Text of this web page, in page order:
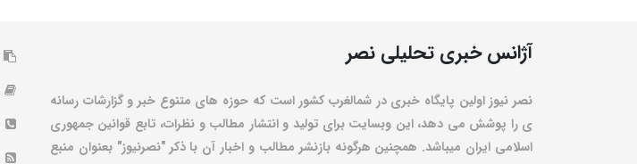
آژانس خبری تحلیلی نصر
نصر نیوز اولین پایگاه خبری در شمالغرب کشور است که حوزه های متنوع خبر و گزارشات رسانه
ی را پوشش می دهد، این وبسایت برای تولید و انتشار مطالب و نظرات، تابع قوانین جمهوری
اسلامی ایران میباشد. همچنین هرگونه بازنشر مطالب و اخبار آن با ذکر "نصرنیوز" بعنوان منبع